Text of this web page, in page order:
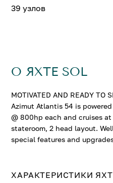
39 узлов
О ЯХТЕ SOL
MOTIVATED AND READY
Azimut Atlantis 54 is
@ 800hp each and cruises
stateroom, 2 head layout.
special features and
ХАРАКТЕРИСТИКИ